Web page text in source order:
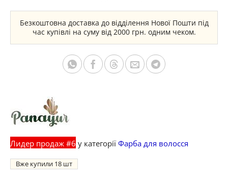
Безкоштовна доставка до відділення Нової Пошти під
час купівлі на суму від 2000 грн. одним чеком.
Лидер продаж #6 у категорії Фарба для волосся
Вже купили 18